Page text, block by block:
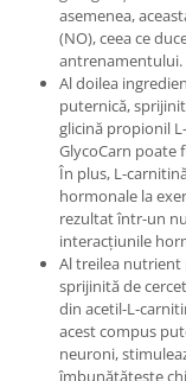
asemenea,
(NO), ceea ce
antrenamentului.
Al doilea
puternică,
glicină propionil
GlycoCarn poate
În plus, L-
hormonale la
rezultat într-un
interacțiunile
Al treilea nutrient
sprijinită de
din acetil-L-
acest compus
neuroni,
îmbunătățește